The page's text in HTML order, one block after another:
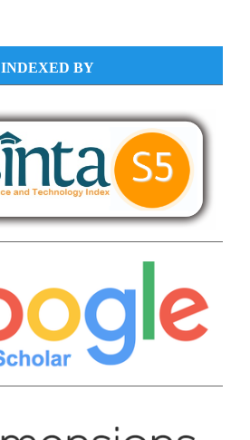
INDEXED BY